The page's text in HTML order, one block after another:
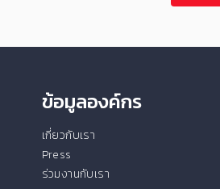
ข้อมูลองค์กร
เกี่ยวกับเรา
Press
ร่วมงานกับเรา